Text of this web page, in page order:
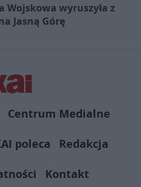
Wojskowa wyruszyła z
Jasną Górę
Centrum Medialne
poleca
Redakcja
Kontakt